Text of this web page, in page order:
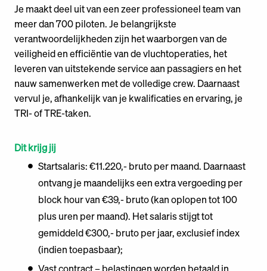
Je maakt deel uit van een zeer professioneel team van
meer dan 700 piloten. Je belangrijkste
verantwoordelijkheden zijn het waarborgen van de
veiligheid en efficiëntie van de vluchtoperaties, het
leveren van uitstekende service aan passagiers en het
nauw samenwerken met de volledige crew. Daarnaast
vervul je, afhankelijk van je kwalificaties en ervaring, je
TRI- of TRE-taken.
Dit krijg jij
Startsalaris: €11.220,- bruto per maand. Daarnaast
ontvang je maandelijks een extra vergoeding per
block hour van €39,- bruto (kan oplopen tot 100
plus uren per maand). Het salaris stijgt tot
gemiddeld €300,- bruto per jaar, exclusief index
(indien toepasbaar);